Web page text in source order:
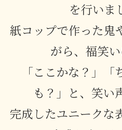
を行いま
紙コップで作った鬼
がら、福笑い
「ここかな？」
も？」と、笑い
完成したユニークな